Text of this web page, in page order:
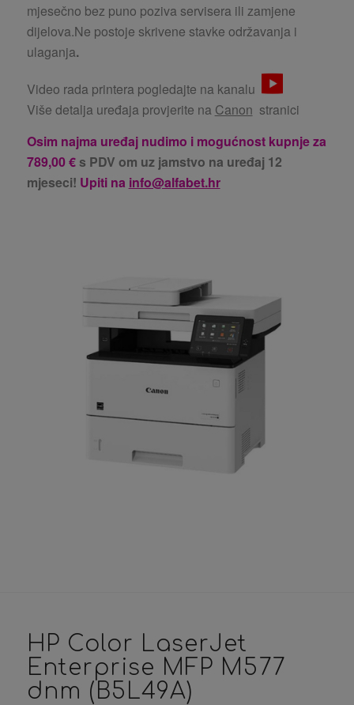
mjesečno bez puno poziva servisera ili zamjene
dijelova.Ne postoje skrivene stavke održavanja i
ulaganja.
Video rada printera pogledajte na kanalu
Više detalja uređaja provjerite na Canon stranici
Osim najma uređaj nudimo i mogućnost kupnje za
789,00€s PDV om uz jamstvo na uređaj 12
mjeseci! Upiti na info@alfabet.hr
HP Color LaserJet
Enterprise MFP M577
dnm (B5L49A)